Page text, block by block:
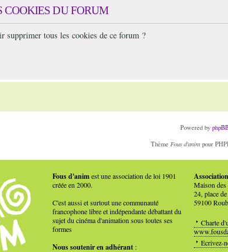
COOKIES DU FORUM
supprimer tous les cookies de ce forum ?
Powered by
ThèmeFous d'anim pour
Fous d'animest une association de loi 1901
créée en 2000.
C'est aussi et surtout une communauté
francophone libre et indépendante débattant du
sujet du cinéma d'animation sous toutes ses
formes
Nous soutenir en adhérant:
Maison des
24, place
59100
Charte
Ecrivez-